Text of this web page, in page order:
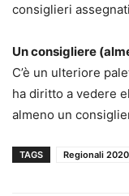
consiglieri
Un consigliere
C’è un ulteriore
ha diritto a vedere
almeno un
TAGS Regionali 2020